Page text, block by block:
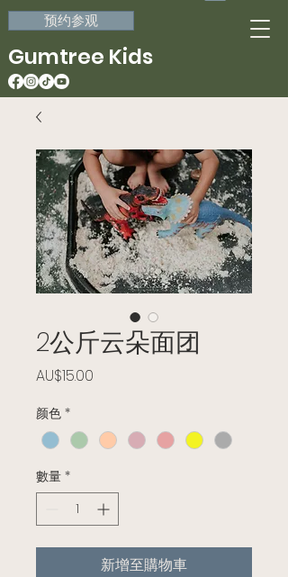
预约参观
Gumtree Kids
2公斤云朵面团
AU$15.00
颜色 *
數量 *
新增至購物車